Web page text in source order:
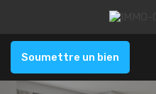
Soumettre un bien